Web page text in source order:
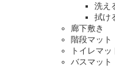
洗え
拭け
廊下敷き
階段マット
トイレマッ
バスマット